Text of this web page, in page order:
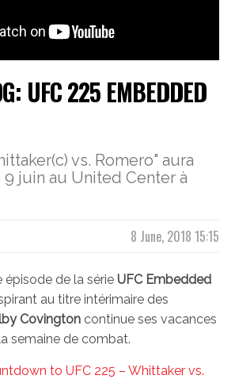
UFC 225 EMBEDDED
vs. Romero" aura
juin au United Center à
8 June, 2018 15:15
épisode de la série UFC Embedded
au titre intérimaire des
Covington continue ses vacances
semaine de combat.
to UFC 225 – Whittaker vs.